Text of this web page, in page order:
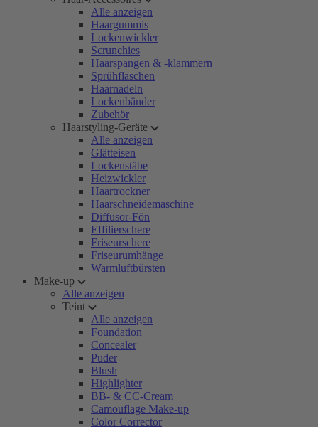
Alle anzeigen
Haargummis
Lockenwickler
Scrunchies
Haarspangen & -klammern
Sprühflaschen
Haarnadeln
Lockenbänder
Zubehör
Haarstyling-Geräte
Alle anzeigen
Glätteisen
Lockenstäbe
Heizwickler
Haartrockner
Haarschneidemaschine
Diffusor-Fön
Effilierschere
Friseurschere
Friseurumhänge
Warmluftbürsten
Make-up
Alle anzeigen
Teint
Alle anzeigen
Foundation
Concealer
Puder
Blush
Highlighter
BB- & CC-Cream
Camouflage Make-up
Color Corrector